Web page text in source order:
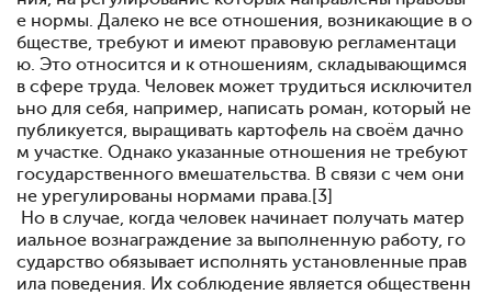
е нормы. Далеко не все отношения, возникающие в о
бществе, требуют и имеют правовую регламентаци
ю. Это относится и к отношениям, складывающимся
в сфере труда. Человек может трудиться исключител
ьно для себя, например, написать роман, который не
публикуется, выращивать картофель на своём дачно
м участке. Однако указанные отношения не требуют
государственного вмешательства. В связи с чем они
не урегулированы нормами права.[3]
Но в случае, когда человек начинает получать матер
иальное вознаграждение за выполненную работу, го
сударство обязывает исполнять установленные прав
ила поведения. Их соблюдение является общественн